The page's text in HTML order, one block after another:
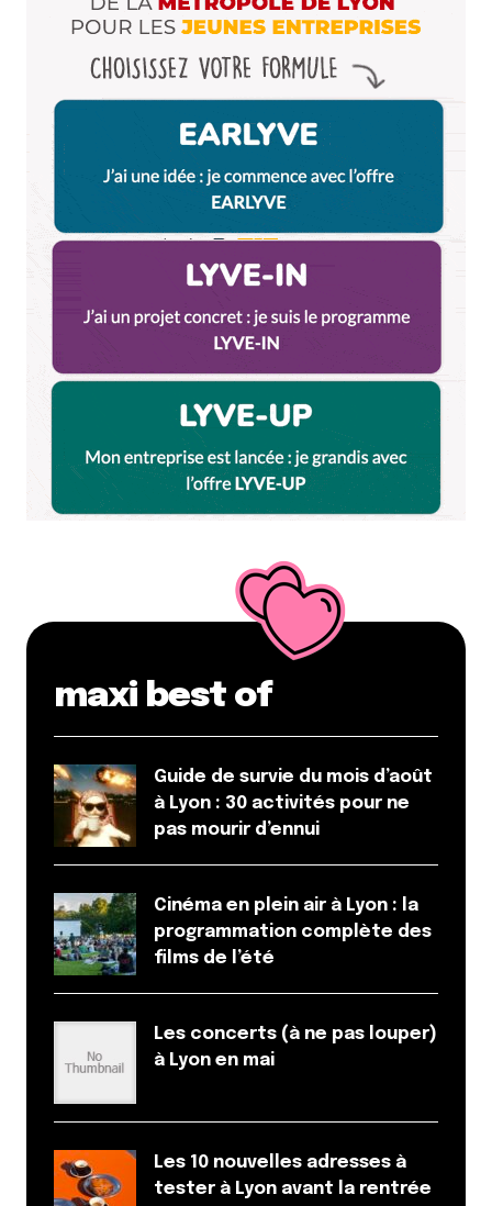
navigateur pour mon prochain commentaire.
maxi best of
Guide de survie du mois d’août
à Lyon : 30 activités pour ne
pas mourir d’ennui
Cinéma en plein air à Lyon : la
programmation complète des
films de l’été
Les concerts (à ne pas louper)
à Lyon en mai
Les 10 nouvelles adresses à
tester à Lyon avant la rentrée